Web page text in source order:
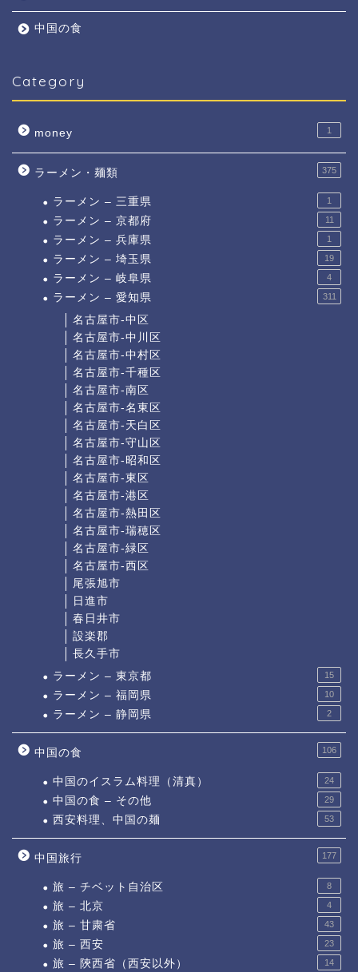
中国の食
Category
money 1
ラーメン・麺類 375
ラーメン – 三重県 1
ラーメン – 京都府 11
ラーメン – 兵庫県 1
ラーメン – 埼玉県 19
ラーメン – 岐阜県 4
ラーメン – 愛知県 311
名古屋市-中区
名古屋市-中川区
名古屋市-中村区
名古屋市-千種区
名古屋市-南区
名古屋市-名東区
名古屋市-天白区
名古屋市-守山区
名古屋市-昭和区
名古屋市-東区
名古屋市-港区
名古屋市-熱田区
名古屋市-瑞穂区
名古屋市-緑区
名古屋市-西区
尾張旭市
日進市
春日井市
設楽郡
長久手市
ラーメン – 東京都
15
ラーメン – 福岡県 10
ラーメン – 静岡県 2
中国の食 106
中国のイスラム料理（清真） 24
中国の食 – その他 29
西安料理、中国の麺 53
中国旅行 177
旅 – チベット自治区 8
旅 – 北京 4
旅 – 甘粛省 43
旅 – 西安 23
旅 – 陝西省（西安以外） 14